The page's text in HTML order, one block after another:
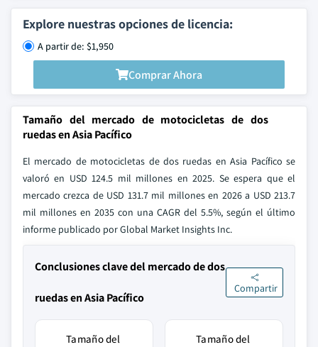
Explore nuestras opciones de licencia:
A partir de: $1,950
Comprar Ahora
Tamaño del mercado de motocicletas de dos
ruedas en Asia Pacífico
El mercado de motocicletas de dos ruedas en Asia Pacífico se
valoró en USD 124.5 mil millones en 2025. Se espera que el
mercado crezca de USD 131.7 mil millones en 2026 a USD 213.7
mil millones en 2035 con una CAGR del 5.5%, según el último
informe publicado por Global Market Insights Inc.
Conclusiones clave del mercado de dos
ruedas en Asia Pacífico
Compartir
Tamaño del
Tamaño del